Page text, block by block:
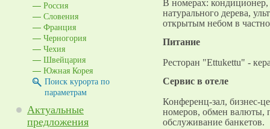
Россия
Словения
Франция
Черногория
Чехия
Швейцария
Южная Корея
Поиск курорта по
параметрам
Актуальные
предложения
В номерах: кондиционер,
натурального дерева,
открытым небом в
Питание
Ресторан "Ettukettu" -
Cервис в отеле
Конференц-зал, бизнес-
номеров, обмен валюты,
обслуживание банкетов.